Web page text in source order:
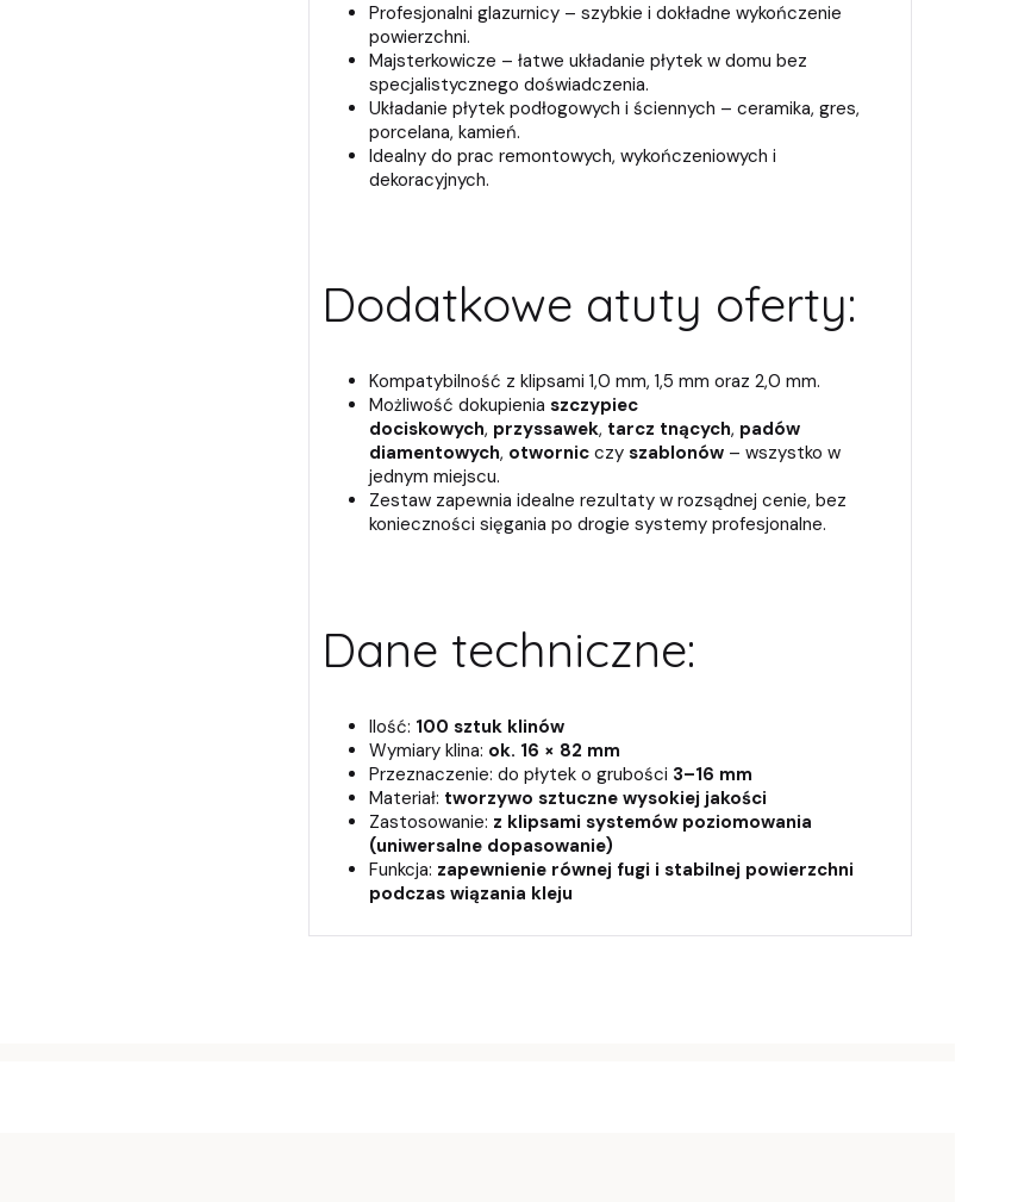
Profesjonalni glazurnicy – szybkie i dokładne wykończenie
powierzchni.
Majsterkowicze – łatwe układanie płytek w domu bez
specjalistycznego doświadczenia.
Układanie płytek podłogowych i ściennych – ceramika, gres,
porcelana, kamień.
Idealny do prac remontowych, wykończeniowych i
dekoracyjnych.
Dodatkowe atuty oferty:
Kompatybilność z klipsami 1,0 mm, 1,5 mm oraz 2,0 mm.
Możliwość dokupienia szczypiec
dociskowych, przyssawek, tarcz tnących, padów
diamentowych, otwornicczy szablonów– wszystko w
jednym miejscu.
Zestaw zapewnia idealne rezultaty w rozsądnej cenie, bez
konieczności sięgania po drogie systemy profesjonalne.
Dane techniczne:
Ilość: 100 sztuk klinów
Wymiary klina: ok. 16 × 82 mm
Przeznaczenie: do płytek o grubości 3–16 mm
Materiał: tworzywo sztuczne wysokiej jakości
Zastosowanie: z klipsami systemów poziomowania
(uniwersalne dopasowanie)
Funkcja: zapewnienie równej fugi i stabilnej powierzchni
podczas wiązania kleju